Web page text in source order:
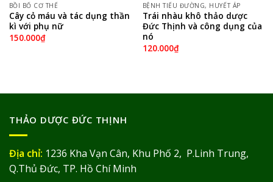
BỒI BỔ CƠ THỂ
Cây cỏ máu và tác dụng thần
kì với phụ nữ
150.000₫
BỆNH TIỂU ĐƯỜNG, HUYẾT ÁP
Trái nhàu khô thảo dược
Đức Thịnh và công dụng của
nó
120.000₫
THẢO DƯỢC ĐỨC THỊNH
Địa chỉ: 1236 Kha Vạn Cân, Khu Phố 2, P.Linh Trung,
Q.Thủ Đức, TP. Hồ Chí Minh